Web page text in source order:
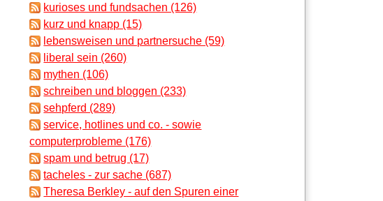
kurioses und fundsachen (126)
kurz und knapp (15)
lebensweisen und partnersuche (59)
liberal sein (260)
mythen (106)
schreiben und bloggen (233)
sehpferd (289)
service, hotlines und co. - sowie
computerprobleme (176)
spam und betrug (17)
tacheles - zur sache (687)
Theresa Berkley - auf den Spuren einer